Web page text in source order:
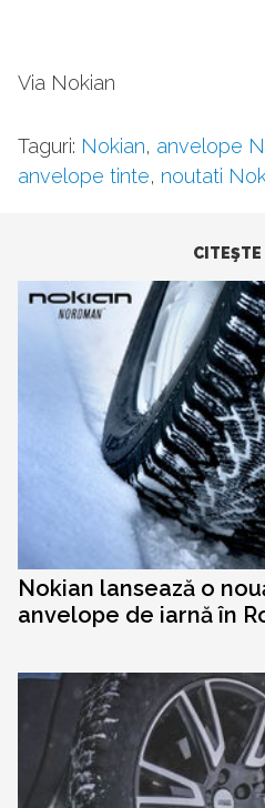
Via Nokian
Taguri: Nokian, anvelope
anvelope tinte, noutati
CITEŞTE
Nokian lansează o
anvelope de iarnă în